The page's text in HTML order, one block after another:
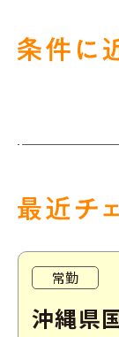
常勤
沖縄県